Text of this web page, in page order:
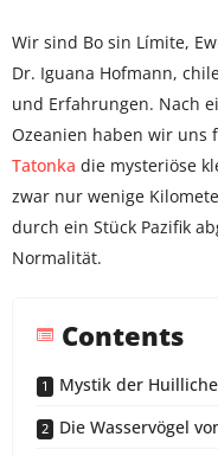
Wir sind Bo sin Límite,
Dr. Iguana Hofmann,
und Erfahrungen. Nach
Ozeanien haben wir uns
Tatonka die mysteriöse
zwar nur wenige
durch ein Stück Pazifik
Normalität.
Contents
Mystik der Huilliche
Die Wasservögel